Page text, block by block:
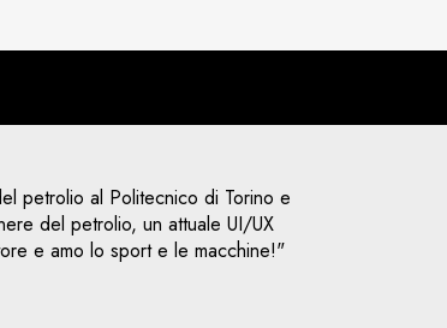
petrolio al Politecnico di Torino e
del petrolio, un attuale UI/UX
e amo lo sport e le macchine!"